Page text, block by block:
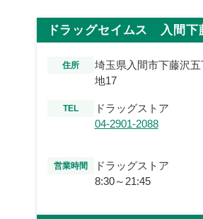
ドラッグセイムス 入間下
住所
埼玉県入間市下藤沢五
地17
TEL
ドラッグストア
04-2901-2088
営業時間
ドラッグストア
8:30～21:45